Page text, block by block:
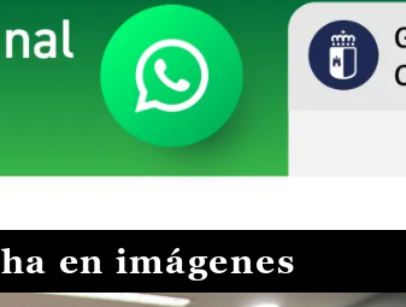
en imágenes